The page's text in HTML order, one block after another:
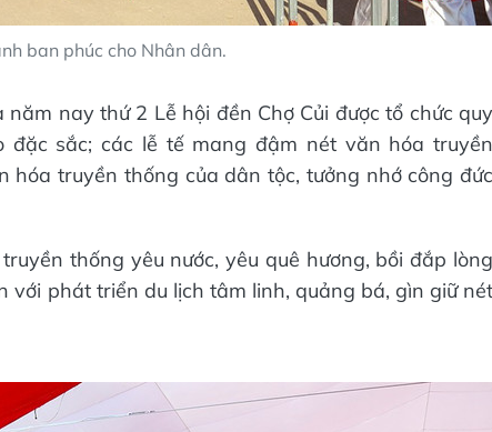
ban phúc cho Nhân dân.
nay thứ 2 Lễ hội đền Chợ Củi được tổ chức quy
sắc; các lễ tế mang đậm nét văn hóa truyền
truyền thống của dân tộc, tưởng nhớ công đức
thống yêu nước, yêu quê hương, bồi đắp lòng
với phát triển du lịch tâm linh, quảng bá, gìn giữ nét